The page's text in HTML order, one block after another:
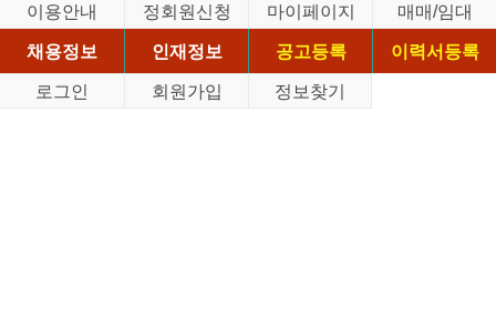
이용안내 정회원신청 마이페이지
매매/임대
채용정보
인재정보 공고등록
이력서등록
로그인
회원가입 정보찾기